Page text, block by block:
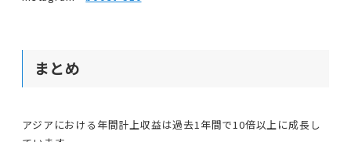
まとめ
アジアにおける年間計上収益は過去1年間で10倍以上に成長し